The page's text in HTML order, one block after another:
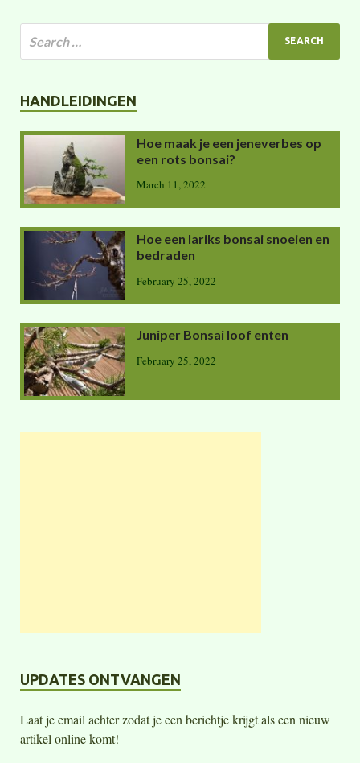
HANDLEIDINGEN
Hoe maak je een jeneverbes op
een rots bonsai?
March 11, 2022
Hoe een lariks bonsai snoeien en
bedraden
February 25, 2022
Juniper Bonsai loof enten
February 25, 2022
UPDATES ONTVANGEN
Laat je email achter zodat je een berichtje krijgt als een nieuw
artikel online komt!